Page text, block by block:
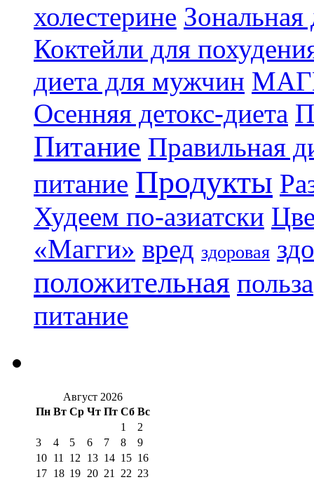
холестерине Зональная
Коктейли для
диета для мужчин
Осенняя детокс-диета
Питание Правильная
питание Продукты
Худеем по-азиатски
«Магги» вред здоровая
положительная польза
питание
Август 2026
Пн Вт Ср Чт Пт Сб Вс
1
2
3
4 5 6 7 8
9
10 11 12 13 14 15 16
17 18 19 20 21 22 23